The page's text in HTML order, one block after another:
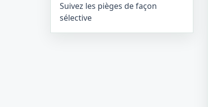
Suivez les pièges de façon
sélective